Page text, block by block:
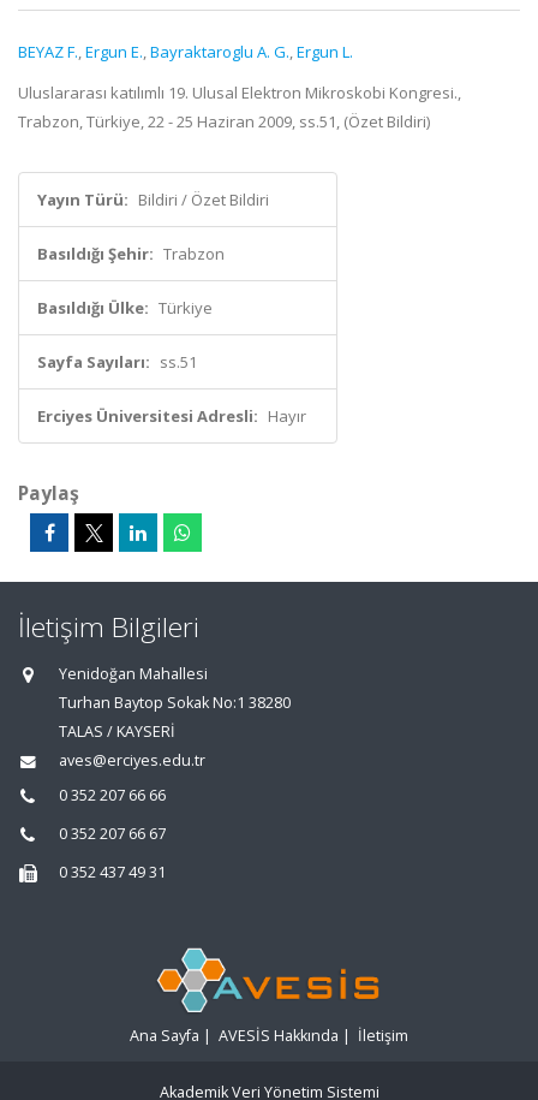
BEYAZ F.,Ergun E.,Bayraktaroglu A. G.,Ergun L.
Uluslararası katılımlı 19. Ulusal Elektron Mikroskobi Kongresi.,
Trabzon, Türkiye, 22 - 25 Haziran 2009, ss.51, (Özet Bildiri)
Yayın Türü: Bildiri / Özet Bildiri
Basıldığı Şehir: Trabzon
Basıldığı Ülke: Türkiye
Sayfa Sayıları: ss.51
Erciyes Üniversitesi Adresli: Hayır
Paylaş
İletişim Bilgileri
Yenidoğan Mahallesi
Turhan Baytop Sokak No:1 38280
TALAS / KAYSERİ
aves@erciyes.edu.tr
0 352 207 66 66
0 352 207 66 67
0 352 437 49 31
Ana Sayfa | AVESİS Hakkında | İletişim
Akademik Veri Yönetim Sistemi